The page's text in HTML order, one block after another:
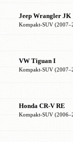
Jeep Wrangler JK
Kompakt-SUV
VW Tiguan I
Kompakt-SUV
Honda CR-V RE
Kompakt-SUV